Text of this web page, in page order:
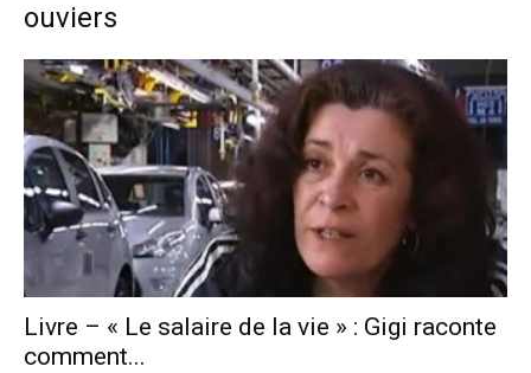
sans-
ouviers
Livre – « Le salaire de la vie » : Gigi raconte
comment...